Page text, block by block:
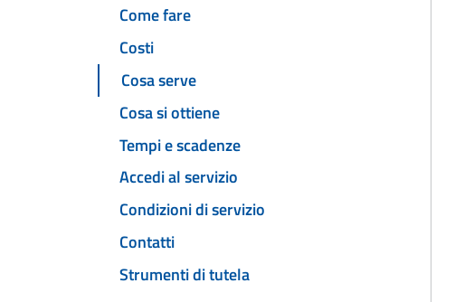
Come fare
Costi
Cosa serve
Cosa si ottiene
Tempi e scadenze
Accedi al servizio
Condizioni di servizio
Contatti
Strumenti di tutela